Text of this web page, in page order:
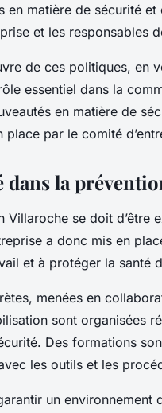
en matière de sécurité et
et les responsables
de ces politiques, en
essentiel dans la
en matière de
par le comité
dans la
se doit d’être
a donc mis en
et à protéger la santé
menées en
sont organisées
Des formations
les outils et les
un environnement